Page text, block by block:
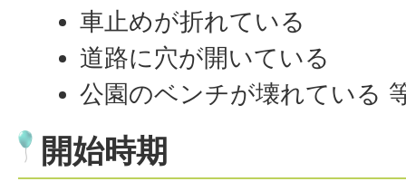
車止めが折れている
道路に穴が開いている
公園のベンチが壊れている
開始時期